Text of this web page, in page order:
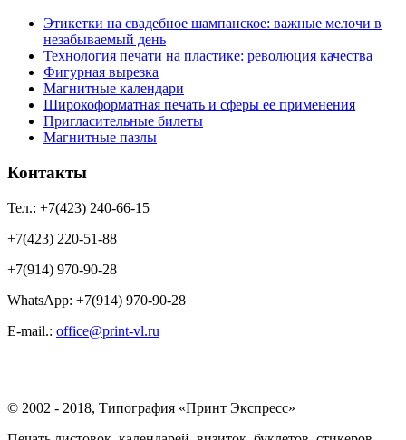
Этикетки на свадебное шампанское: важные мелочи в
незабываемый день
Технология печати на пластике: революция качества
Фигурная вырезка
Магнитные календари
Широкоформатная печать и сферы ее применения
Пригласительные билеты
Магнитные пазлы
Контакты
Тел.: +7(423) 240-66-15
+7(423) 220-51-88
+7(914) 970-90-28
WhatsApp: +7(914) 970-90-28
Е-mail.: office@print-vl.ru
© 2002 - 2018, Типография «Принт Экспресс»